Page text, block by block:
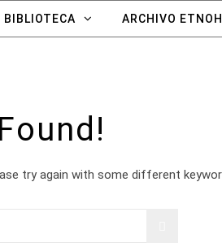
BIBLIOTECA ARCHIVO
try again with some different